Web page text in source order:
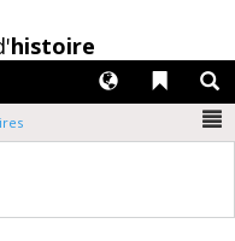
histoire
Liens
Langues